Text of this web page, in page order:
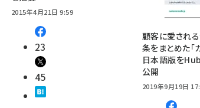
2015年4月21日 9:59
23
45
顧客に愛され
条をまとめた「
日本語版を
公開
2019年9月19日